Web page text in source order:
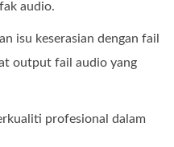
audio.
isu keserasian dengan fail
output fail audio yang
profesional dalam